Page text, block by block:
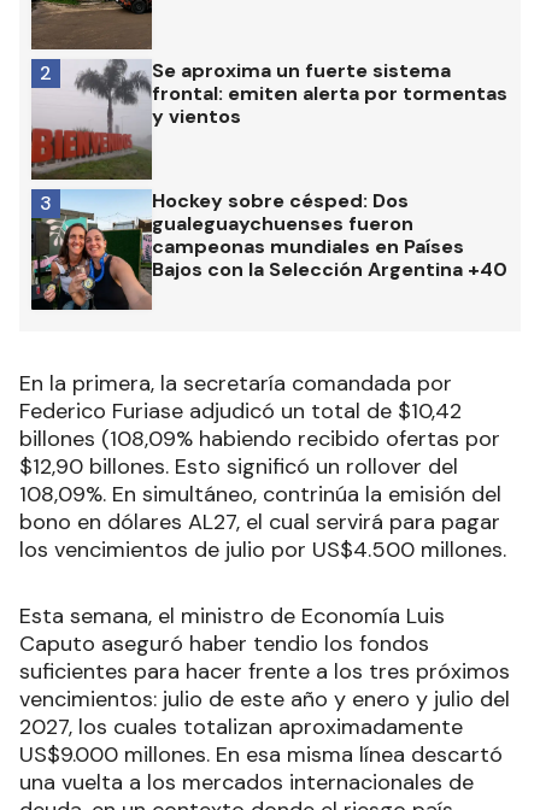
Se aproxima un fuerte sistema
frontal: emiten alerta por tormentas
y vientos
2
Hockey sobre césped: Dos
gualeguaychuenses fueron
campeonas mundiales en Países
Bajos con la Selección Argentina +40
3
En la primera, la secretaría comandada por
Federico Furiase adjudicó un total de $10,42
billones (108,09% habiendo recibido ofertas por
$12,90 billones. Esto significó un rollover del
108,09%. En simultáneo, contrinúa la emisión del
bono en dólares AL27, el cual servirá para pagar
los vencimientos de julio por US$4.500 millones.
Esta semana, el ministro de Economía Luis
Caputo aseguró haber tendio los fondos
suficientes para hacer frente a los tres próximos
vencimientos: julio de este año y enero y julio del
2027, los cuales totalizan aproximadamente
US$9.000 millones. En esa misma línea descartó
una vuelta a los mercados internacionales de